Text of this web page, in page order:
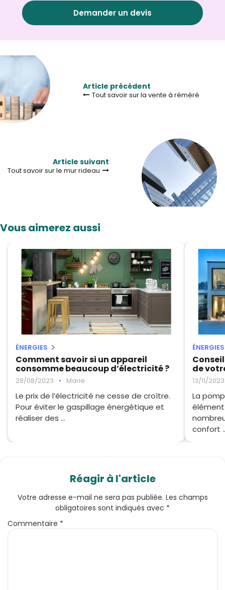
Demander un devis
Article précédent
Tout savoir sur la vente à réméré
Article suivant
Tout savoir sur le mur rideau
Vous aimerez aussi
ÉNERGIES
Comment savoir si un appareil
consomme beaucoup d’électricité ?
28/08/2023 • Marie
Le prix de l’électricité ne cesse de croître.
Pour éviter le gaspillage énergétique et
réaliser des ...
ÉNERGIES
de
13/11/2023
La
confort
Réagir à l'article
Votre adresse e-mail ne sera pas publiée. Les champs
obligatoires sont indiqués avec *
Commentaire *